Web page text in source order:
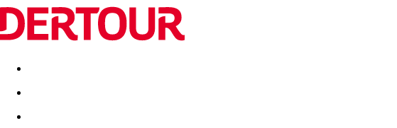
Destinatii Vacanta perfecta OFERTE DE NERATAT